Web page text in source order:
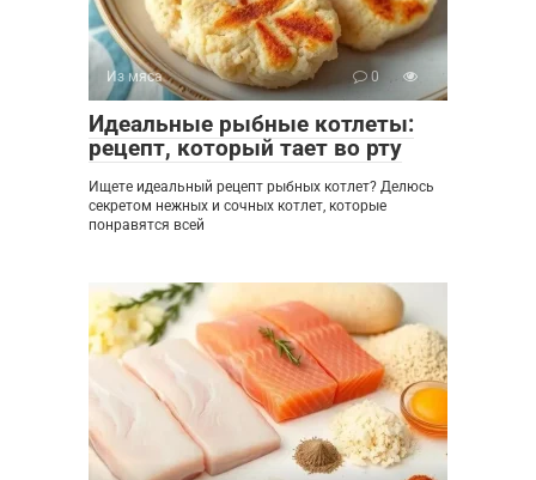
Из мяса 0
Идеальные рыбные котлеты:
рецепт, который тает во рту
Ищете идеальный рецепт рыбных котлет? Делюсь
секретом нежных и сочных котлет, которые
понравятся всей